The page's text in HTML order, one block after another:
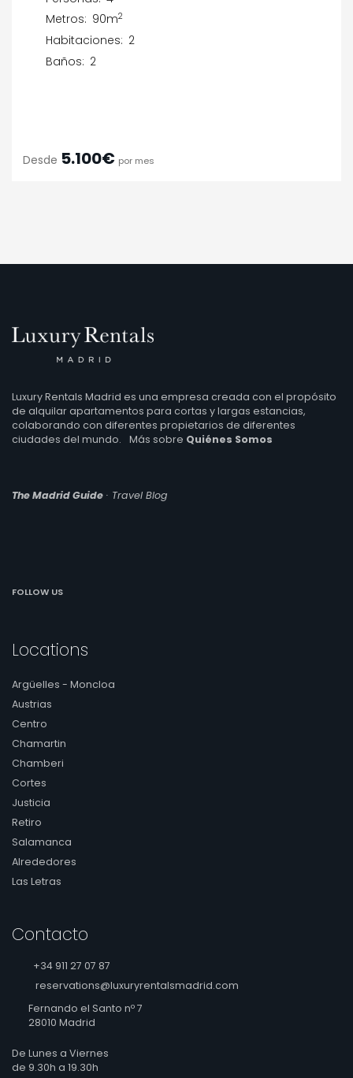
Metros: 90m2
Habitaciones: 2
Baños: 2
Desde 5.100€ por mes
Luxury Rentals Madrid es una empresa creada con el propósito
de alquilar apartamentos para cortas y largas estancias,
colaborando con diferentes propietarios de diferentes
ciudades del mundo.
Más sobre Quiénes Somos
The Madrid Guide · Travel Blog
FOLLOW US
Locations
Argüelles - Moncloa
Austrias
Centro
Chamartin
Chamberi
Cortes
Justicia
Retiro
Salamanca
Alrededores
Las Letras
Contacto
+34 911 27 07 87
reservations@luxuryrentalsmadrid.com
Fernando el Santo nº 7
28010 Madrid
De Lunes a Viernes
de 9.30h a 19.30h